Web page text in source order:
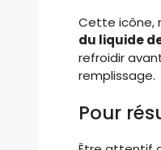
Cette icône,
du liquide
refroidir
remplissage.
Pour